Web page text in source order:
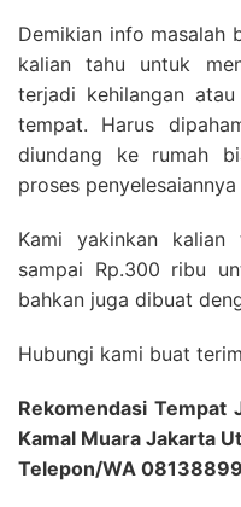
Demikian info masalah
kalian tahu untuk
terjadi kehilangan
tempat. Harus
diundang ke rumah
proses
Kami yakinkan
sampai Rp.300 ribu
bahkan juga dibuat
Hubungi kami buat
Rekomendasi Tempat
Kamal Muara Jakarta
Telepon/WA